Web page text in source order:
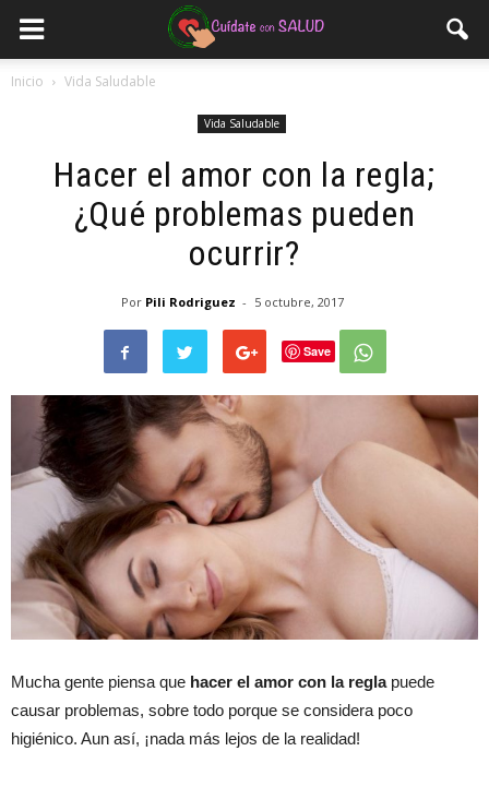
Inicio Vida Saludable
Vida Saludable
Hacer el amor con la regla;
¿Qué problemas pueden
ocurrir?
Por Pili Rodriguez - 5 octubre, 2017
Save
Mucha gente piensa que hacer el amor con la reglapuede
causar problemas, sobre todo porque se considera poco
higiénico. Aun así, ¡nada más lejos de la realidad!